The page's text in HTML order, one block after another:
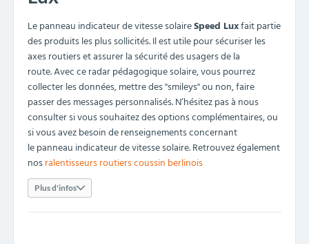
Le panneau indicateur de vitesse solaireSpeed Luxfait partie
des produits les plus sollicités. Il est utile pour sécuriser les
axes routiers et assurer la sécurité des usagers de la
route. Avec ce radar pédagogique solaire, vous pourrez
collecter les données, mettre des "smileys" ou non, faire
passer des messages personnalisés. N’hésitez pas à nous
consulter si vous souhaitez des options complémentaires, ou
si vous avez besoin de renseignements concernant
le panneau indicateur de vitesse solaire. Retrouvez également
nosralentisseurs routiers coussin berlinois
Plus d'infos